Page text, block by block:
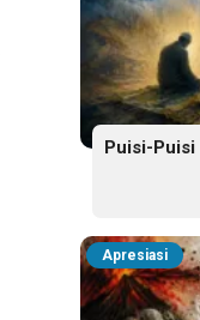
Puisi-Puisi
Apresiasi